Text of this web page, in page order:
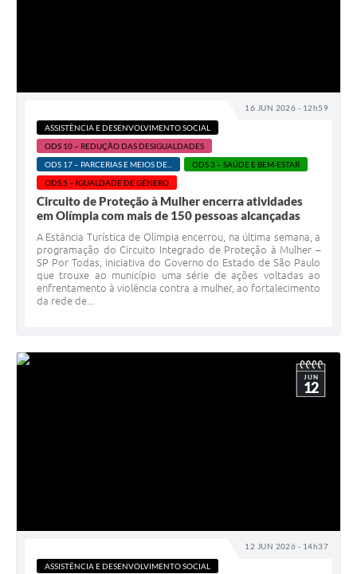
16 JUN 2026 - 12h59
ASSISTÊNCIA E DESENVOLVIMENTO SOCIAL
ODS 10 – REDUÇÃO DAS DESIGUALDADES
ODS 17 – PARCERIAS E MEIOS DE...
ODS 3 – SAÚDE E BEM-ESTAR
ODS 5 – IGUALDADE DE GÊNERO
Circuito de Proteção à Mulher encerra atividades
em Olímpia com mais de 150 pessoas alcançadas
A Estância Turística de Olímpia encerrou, na última semana, a
programação do Circuito Integrado de Proteção à Mulher –
SP Por Todas, iniciativa do Governo do Estado de São Paulo
que trouxe ao município uma série de ações voltadas ao
enfrentamento à violência contra a mulher, ao fortalecimento
da rede de...
12 JUN 2026 - 14h37
JUN
12
ASSISTÊNCIA E DESENVOLVIMENTO SOCIAL